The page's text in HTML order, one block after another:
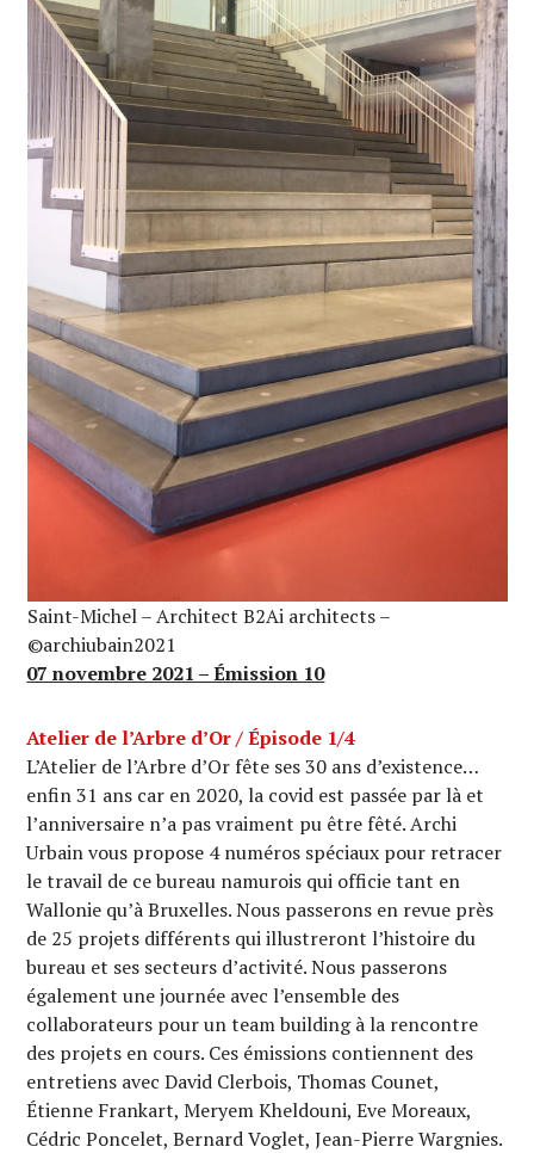
Saint-Michel – Architect B2Ai architects –
©archiubain2021
07 novembre 2021 – Émission 10
Atelier de l’Arbre d’Or / Épisode 1/4
L’Atelier de l’Arbre d’Or fête ses 30 ans d’existence…
enfin 31 ans car en 2020, la covid est passée par là et
l’anniversaire n’a pas vraiment pu être fêté. Archi
Urbain vous propose 4 numéros spéciaux pour retracer
le travail de ce bureau namurois qui officie tant en
Wallonie qu’à Bruxelles. Nous passerons en revue près
de 25 projets différents qui illustreront l’histoire du
bureau et ses secteurs d’activité. Nous passerons
également une journée avec l’ensemble des
collaborateurs pour un team building à la rencontre
des projets en cours. Ces émissions contiennent des
entretiens avec David Clerbois, Thomas Counet,
Étienne Frankart, Meryem Kheldouni, Eve Moreaux,
Cédric Poncelet, Bernard Voglet, Jean-Pierre Wargnies.